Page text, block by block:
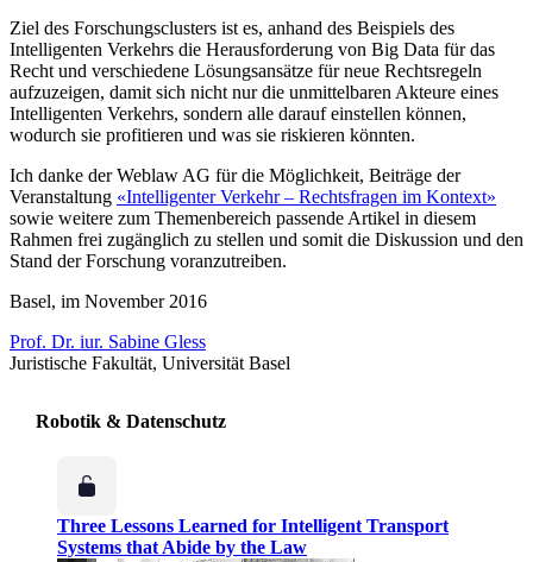
Ziel des Forschungsclusters ist es, anhand des Beispiels des
Intelligenten Verkehrs die Herausforderung von Big Data für das
Recht und verschiedene Lösungsansätze für neue Rechtsregeln
aufzuzeigen, damit sich nicht nur die unmittelbaren Akteure eines
Intelligenten Verkehrs, sondern alle darauf einstellen können,
wodurch sie profitieren und was sie riskieren könnten.
Ich danke der Weblaw AG für die Möglichkeit, Beiträge der
Veranstaltung «Intelligenter Verkehr – Rechtsfragen im Kontext»
sowie weitere zum Themenbereich passende Artikel in diesem
Rahmen frei zugänglich zu stellen und somit die Diskussion und den
Stand der Forschung voranzutreiben.
Basel, im November 2016
Prof. Dr. iur. Sabine Gless
Juristische Fakultät, Universität Basel
Robotik & Datenschutz
Three Lessons Learned for Intelligent Transport
Systems that Abide by the Law